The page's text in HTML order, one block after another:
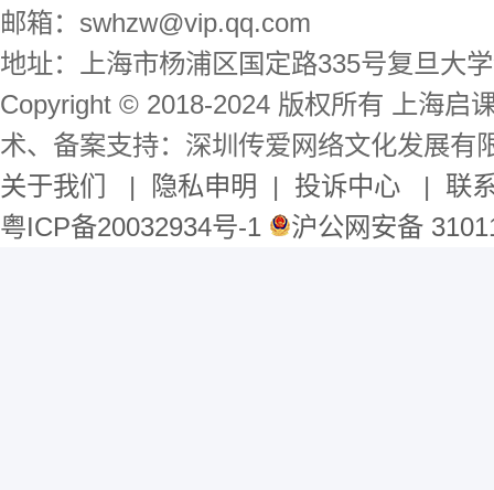
邮箱：swhzw@vip.qq.com
地址：上海市杨浦区国定路335号复旦大
Copyright © 2018-2024 版权所有 上海启
术、备案支持：深圳传爱网络文化发展有
关于我们
| 隐私申明 | 投诉中心 | 联
粤ICP备20032934号-1
沪公网安备